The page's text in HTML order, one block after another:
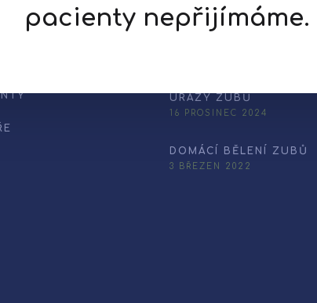
ÚRAZY ZUBŮ
16 PROSINEC 2024
DOMÁCÍ BĚLENÍ ZUBŮ
3 BŘEZEN 2022
pacienty nepřijímáme.